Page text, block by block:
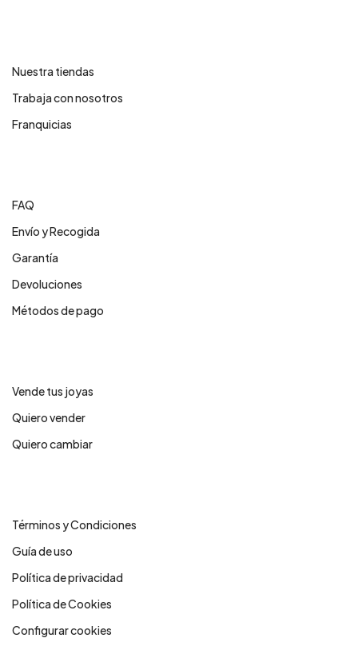
Nuestra tiendas
Trabaja con nosotros
Franquicias
FAQ
Envío y Recogida
Garantía
Devoluciones
Métodos de pago
Vende tus joyas
Quiero vender
Quiero cambiar
Términos y Condiciones
Guía de uso
Política de privacidad
Política de Cookies
Configurar cookies